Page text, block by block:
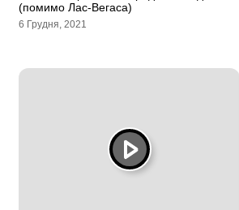
(помимо Лас-Вегаса)
6 Грудня, 2021